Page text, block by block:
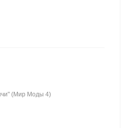
(Мир Моды 4)